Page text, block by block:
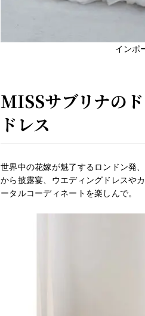
インポ
MISSサブリナの
ドレス
世界中の花嫁が魅了するロンドン発
から披露宴、ウエディングドレスや
ータルコーディネートを楽しんで。